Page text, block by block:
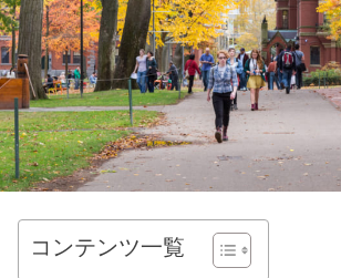
コンテンツ一覧